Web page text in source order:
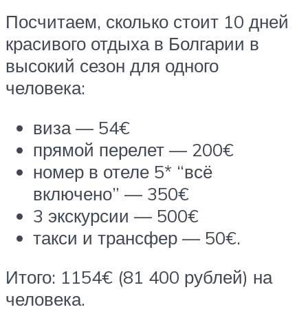
Посчитаем, сколько стоит 10 дней
красивого отдыха в Болгарии в
высокий сезон для одного
человека:
виза — 54€
прямой перелет — 200€
номер в отеле 5* “всё
включено” — 350€
3 экскурсии — 500€
такси и трансфер — 50€.
Итого: 1154€ (81 400 рублей) на
человека.